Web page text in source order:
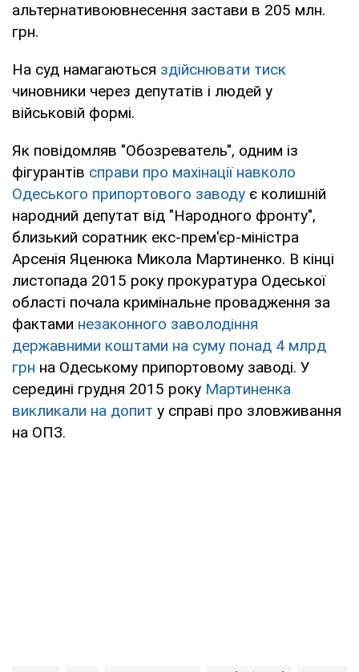
альтернативоювнесення застави в 205 млн.
грн.
На суд намагаються здійснювати тиск
чиновники через депутатів і людей у
військовій формі.
Як повідомляв "Обозреватель", одним із
фігурантів справи про махінації навколо
Одеського припортового заводу є колишній
народний депутат від "Народного фронту",
близький соратник екс-прем'єр-міністра
Арсенія Яценюка Микола Мартиненко. В кінці
листопада 2015 року прокуратура Одеської
області почала кримінальне провадження за
фактами незаконного заволодіння
державними коштами на суму понад 4 млрд
грн на Одеському припортовому заводі. У
середині грудня 2015 року Мартиненка
викликали на допит у справі про зловживання
на ОПЗ.